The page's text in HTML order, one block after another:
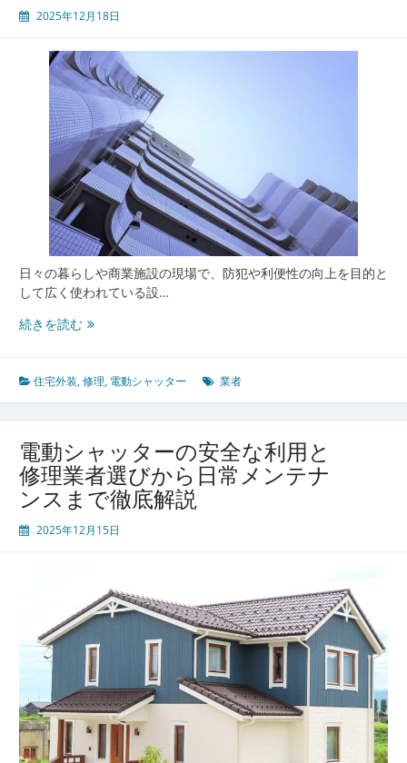
防
安
全
性
を
高
め
る
メ
ン
テ
ナ
ン
ス
と
業
用
法
2025年12月18日
日々の暮らしや商業施設の現場で、防犯や利便性の向上を目的と
して広く使われている設…
続きを読む電
ャ
ッ
が
守
る
心
安
全
を
長
持
ち
さ
せ
住宅外装,修理, 電動シャッター 業者
電動シャッターの安全な利用と
修理業者選びから日常メンテナ
ンスまで徹底解説
2025年12月15日